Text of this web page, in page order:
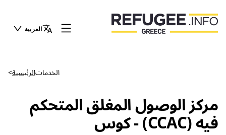
العربية
الرئيسية> الخدمات
مركز الوصول المغلق المتحكم
فيه (CCAC) - كوس